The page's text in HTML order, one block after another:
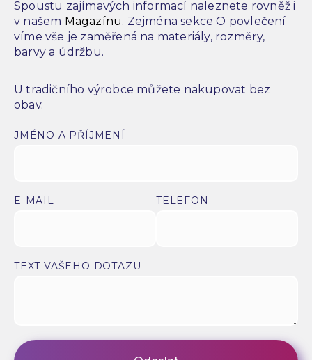
Spoustu zajímavých informací naleznete rovněž i
v našem Magazínu. Zejména sekce O povlečení
víme vše je zaměřená na materiály, rozměry,
barvy a údržbu.
U tradičního výrobce můžete nakupovat bez
obav.
JMÉNO A PŘÍJMENÍ
E-MAIL TELEFON
TEXT VAŠEHO DOTAZU